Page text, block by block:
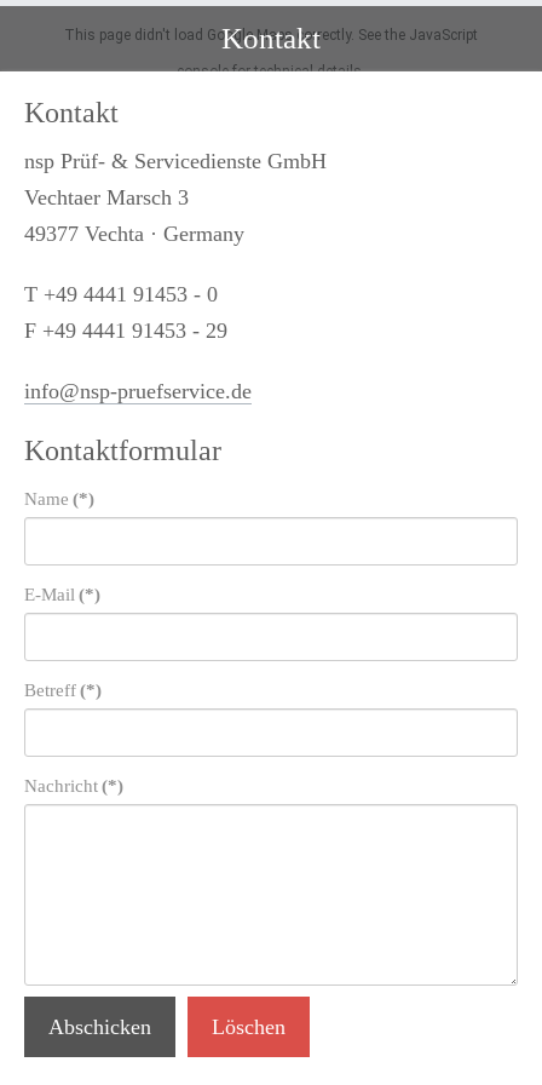
This page didn't load Google Maps correctly. See the JavaScript
console for technical details.
Kontakt
Kontakt
nsp Prüf- & Servicedienste GmbH
Vechtaer Marsch 3
49377 Vechta · Germany
T +49 4441 91453 - 0
F +49 4441 91453 - 29
info@nsp-pruefservice.de
Kontaktformular
Name (*)
E-Mail (*)
Betreff(*)
Nachricht(*)
Abschicken Löschen